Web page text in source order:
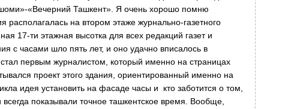
«Вечерний Ташкент». Я очень хорошо помню
на втором этаже журнально-газетного
17-ти этажная высотка для всех редакций газет и
с часами шло пять лет, и оно удачно вписалось в
первым журналистом, который именно на страницах
проект этого здания, ориентированный именно на
идея установить на фасаде часы и кто заботится о том,
показывали точное ташкентское время. Вообще,